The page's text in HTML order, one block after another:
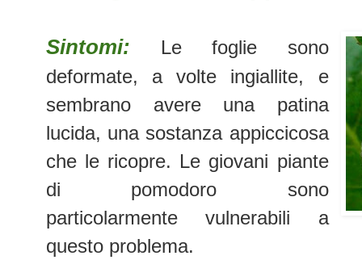
Sintomi:
Le foglie sono
deformate, a volte ingiallite, e
sembrano avere una patina
lucida, una sostanza appiccicosa
che le ricopre. Le giovani piante
di pomodoro sono
particolarmente vulnerabili a
questo problema.